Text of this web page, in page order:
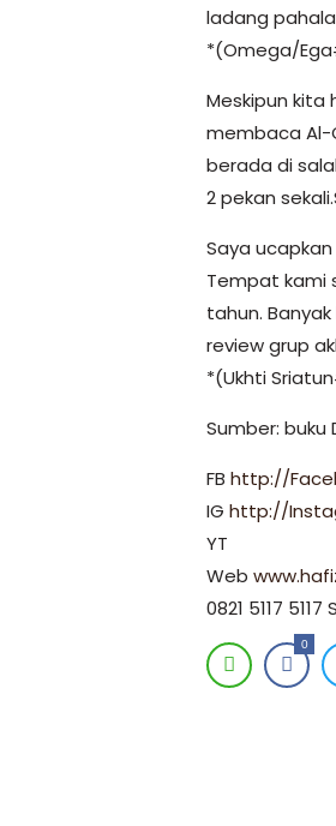
ladang
*(Omega/
Meskipun kita
membaca Al-
berada di
2 pekan
Saya
Tempat kami
tahun.
review grup
*(Ukhti
Sumber: buku
FBhttp://
IGhttp://
YT
Web
0821 5117 5117 S
0